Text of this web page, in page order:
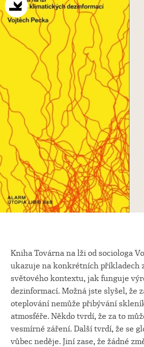
Kniha Továrna na lži od sociologa
ukazuje na konkrétních příkladech
světového kontextu, jak funguje
dezinformací. Možná jste slyšel, že
oteplování nemůže přibývání
atmosféře. Někdo tvrdí, že za to
vesmírné záření. Další tvrdí, že se
vůbec neděje. Jiní zase, že žádné